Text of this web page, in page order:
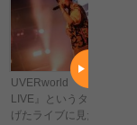
UVERworld 『THE
LIVE』というタイトルを掲
げたライブに見た反骨精